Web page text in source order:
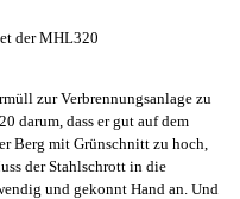
der MHL320
zur Verbrennungsanlage zu
darum, dass er gut auf dem
Berg mit Grünschnitt zu hoch,
der Stahlschrott in die
und gekonnt Hand an. Und